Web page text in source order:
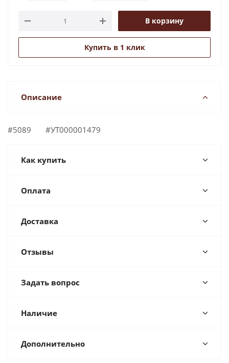
В корзину
Купить в 1 клик
Описание
#5089 #УТ000001479
Как купить
Оплата
Доставка
Отзывы
Задать вопрос
Наличие
Дополнительно